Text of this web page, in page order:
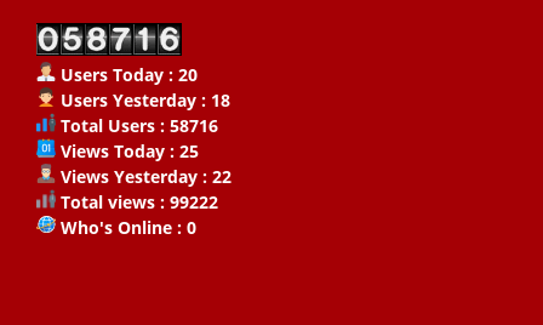
Users Today : 20
Users Yesterday : 18
Total Users : 58716
Views Today : 25
Views Yesterday : 22
Total views : 99222
Who's Online : 0